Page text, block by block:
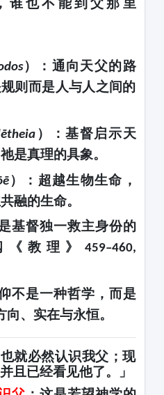
谁也不能到父那里
）
：通向天父的路
则而是人与人之间的
）
：基督启示天
是真理的具象。
）
：超越生物生命，
融的生命。
基督独一救主身份的
《教理》 459–460,
不是一种哲学，而是
向、实在与永恒。
就必然认识我父；现
且已经看见他了。」